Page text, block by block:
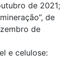
de 2021;
de
de
e celulose: